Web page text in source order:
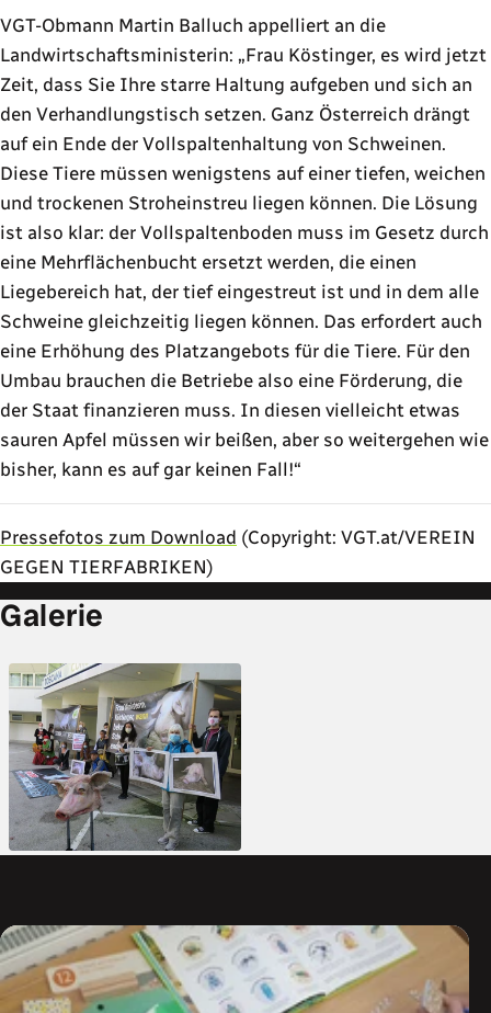
VGT-Obmann Martin Balluch appelliert an die
Landwirtschaftsministerin:
Frau Köstinger, es wird jetzt
Zeit, dass Sie Ihre starre Haltung aufgeben und sich an
den Verhandlungstisch setzen. Ganz Österreich drängt
auf ein Ende der Vollspaltenhaltung von Schweinen.
Diese Tiere müssen wenigstens auf einer tiefen, weichen
und trockenen Stroheinstreu liegen können. Die Lösung
ist also klar: der Vollspaltenboden muss im Gesetz durch
eine Mehrflächenbucht ersetzt werden, die einen
Liegebereich hat, der tief eingestreut ist und in dem alle
Schweine gleichzeitig liegen können. Das erfordert auch
eine Erhöhung des Platzangebots für die Tiere. Für den
Umbau brauchen die Betriebe also eine Förderung, die
der Staat finanzieren muss. In diesen vielleicht etwas
sauren Apfel müssen wir beißen, aber so weitergehen wie
bisher, kann es auf gar keinen Fall!
Pressefotos zum Download (Copyright: VGT.at/VEREIN
GEGEN TIERFABRIKEN)
Galerie